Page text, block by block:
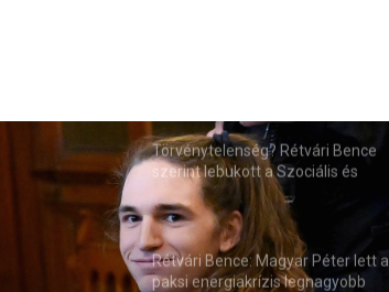
Törvénytelenség? Rétvári Bence
szerint lebukott a Szociális és
Családügyi Minisztérium
Rétvári Bence: Magyar Péter lett a
paksi energiakrízis legnagyobb